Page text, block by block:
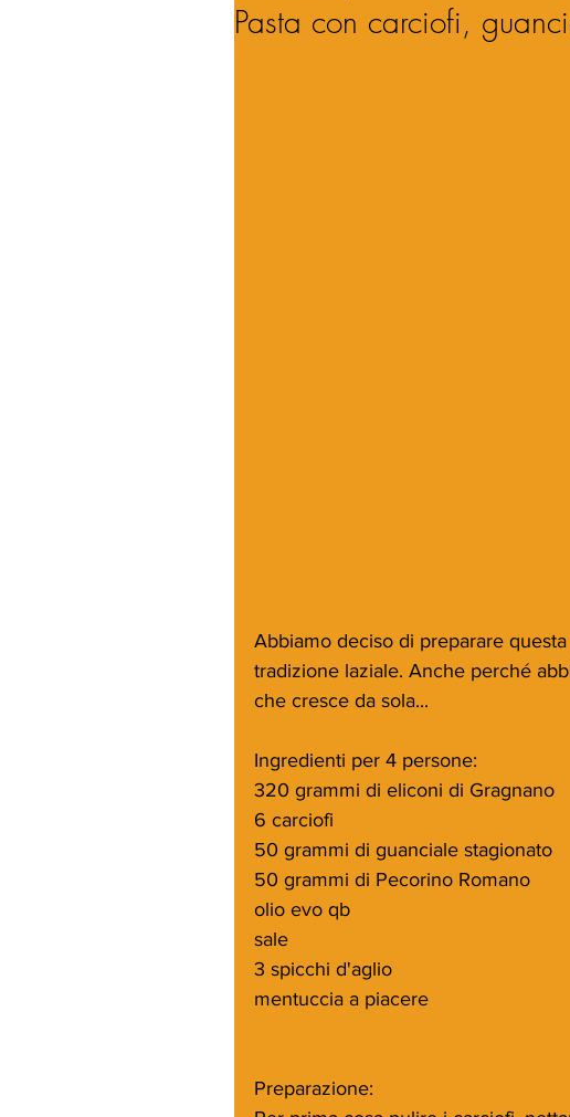
Pasta con carciofi,
Abbiamo deciso di preparare
tradizione laziale. Anche perché
che cresce da sola...
Ingredienti per 4 persone:
320 grammi di eliconi di Gragnano
6 carciofi
50 grammi di guanciale stagionato
50 grammi di Pecorino Romano
olio evo qb
sale
3 spicchi d'aglio
mentuccia a piacere
Preparazione: